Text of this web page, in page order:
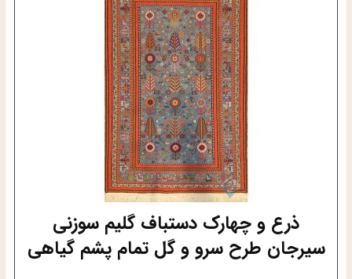
ذرع و چهارک دستباف گلیم سوزنی
سیرجان طرح سرو و گل تمام پشم گیاهی